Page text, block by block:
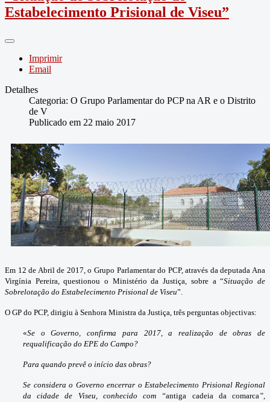
Estabelecimento Prisional de Viseu”
Imprimir
Email
Detalhes
Categoria: O Grupo Parlamentar do PCP na AR e o Distrito
de V
Publicado em 22 maio 2017
Em 12 de Abril de 2017, o Grupo Parlamentar do PCP, através da deputada Ana
Virgínia Pereira, questionou o Ministério da Justiça, sobre a “Situação de
Sobrelotação do Estabelecimento Prisional de Viseu”.
O GP do PCP, dirigiu à Senhora Ministra da Justiça, três perguntas objectivas:
«Se o Governo, confirma para 2017, a realização de obras de
requalificação do EPE do Campo?
Para quando prevê o início das obras?
Se considera o Governo encerrar o Estabelecimento Prisional Regional
da cidade de Viseu, conhecido com “antiga cadeia da comarca”,